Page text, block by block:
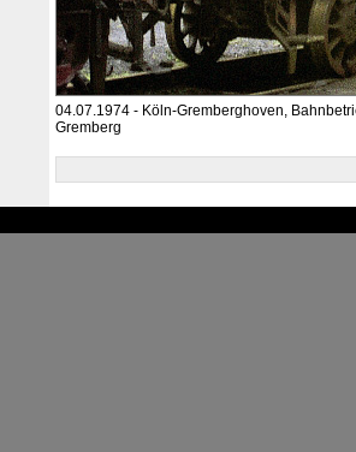
04.07.1974 - Köln-Gremberghoven,
Gremberg